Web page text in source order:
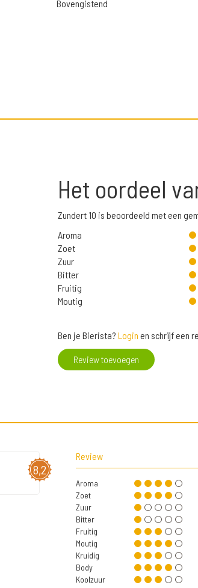
Bovengistend
Het oordeel
Zundert 10 is beoordeeld met een
Aroma
Zoet
Zuur
Bitter
Fruitig
Moutig
Ben je Bierista? Login en schrijf een
Review toevoegen
8,2
Review
Aroma
Zoet
Zuur
Bitter
Fruitig
Moutig
Kruidig
Body
Koolzuur